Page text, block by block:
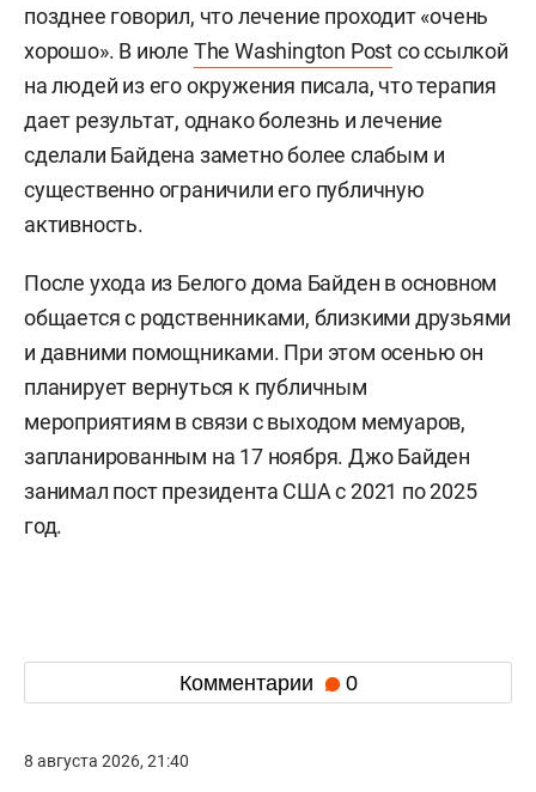
позднее говорил, что лечение проходит «очень
хорошо». В июле The Washington Postсо ссылкой
на людей из его окружения писала, что терапия
дает результат, однако болезнь и лечение
сделали Байдена заметно более слабым и
существенно ограничили его публичную
активность.
После ухода из Белого дома Байден в основном
общается с родственниками, близкими друзьями
и давними помощниками. При этом осенью он
планирует вернуться к публичным
мероприятиям в связи с выходом мемуаров,
запланированным на 17 ноября. Джо Байден
занимал пост президента США с 2021 по 2025
год.
Комментарии 0
8 августа 2026, 21:40